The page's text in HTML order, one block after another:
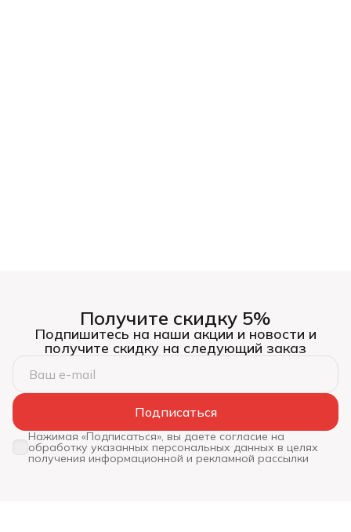
Получите скидку 5%
Подпишитесь на наши акции и новости и
получите скидку на следующий заказ
Подписаться
Нажимая «Подписаться», вы даете согласие на
обработку указанных персональных данных в целях
получения информационной и рекламной рассылки